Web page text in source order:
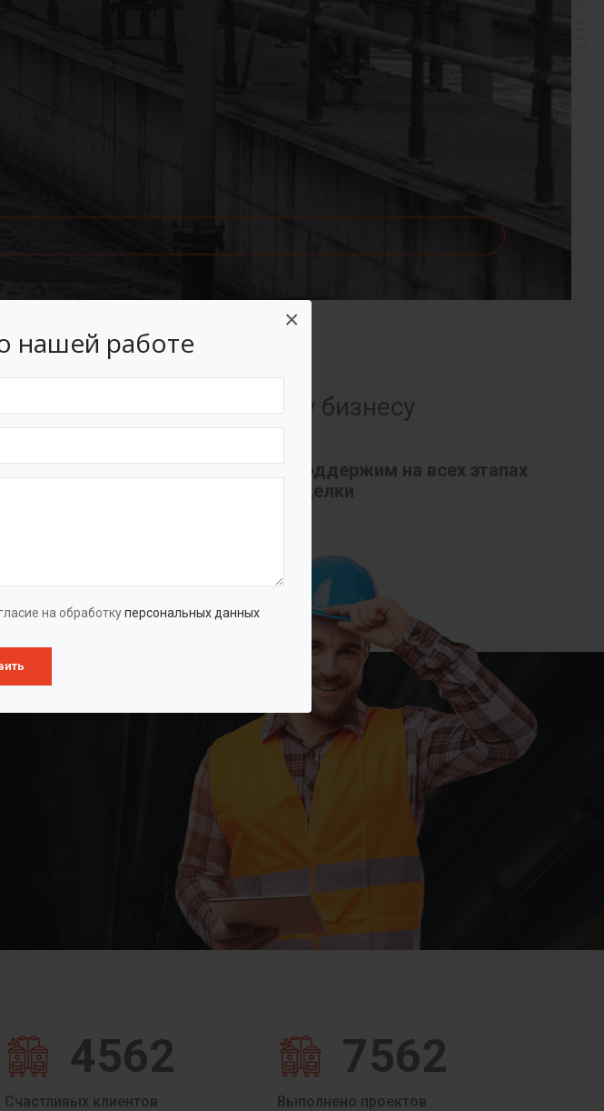
нашей работе
на обработкуперсональных данных
×
подходящих вашему бизнесу
и договор
Поддержим на всех этапах
сделки
4562
Счастливых клиентов
7562
Выполнено проектов